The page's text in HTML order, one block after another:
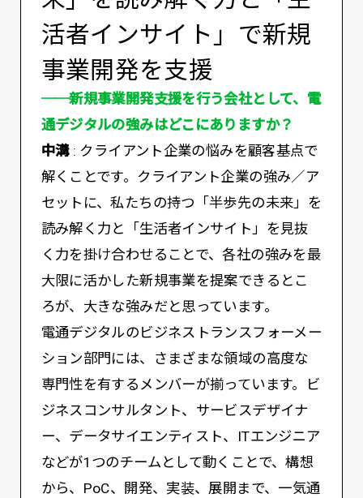
活者インサイト」で新規
事業開発を支援
──新規事業開発支援を行う会社として、電
通デジタルの強みはどこにありますか？
中溝: クライアント企業の悩みを顧客基点で
解くことです。クライアント企業の強み／ア
セットに、私たちの持つ「半歩先の未来」を
読み解く力と「生活者インサイト」を見抜
く力を掛け合わせることで、各社の強みを最
大限に活かした新規事業を提案できるとこ
ろが、大きな強みだと思っています。
電通デジタルのビジネストランスフォーメー
ション部門には、さまざまな領域の高度な
専門性を有するメンバーが揃っています。ビ
ジネスコンサルタント、サービスデザイナ
ー、データサイエンティスト、ITエンジニア
などが1つのチームとして動くことで、構想
から、PoC、開発、実装、展開まで、一気通